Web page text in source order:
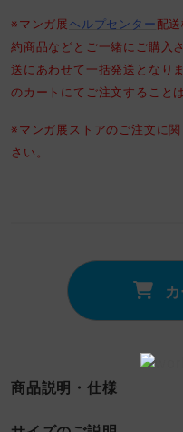
※マンガ展ヘルプセンター 配
約商品などとご一緒にご購入
送にあわせて一括発送となり
のカートにてご注文すること
※マンガ展ストアのご注文に
さい。
商品説明・仕様